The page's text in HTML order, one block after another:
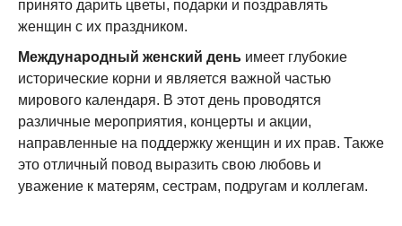
принято дарить цветы, подарки и поздравлять
женщин с их праздником.
Международный женский день имеет глубокие
исторические корни и является важной частью
мирового календаря. В этот день проводятся
различные мероприятия, концерты и акции,
направленные на поддержку женщин и их прав. Также
это отличный повод выразить свою любовь и
уважение к матерям, сестрам, подругам и коллегам.